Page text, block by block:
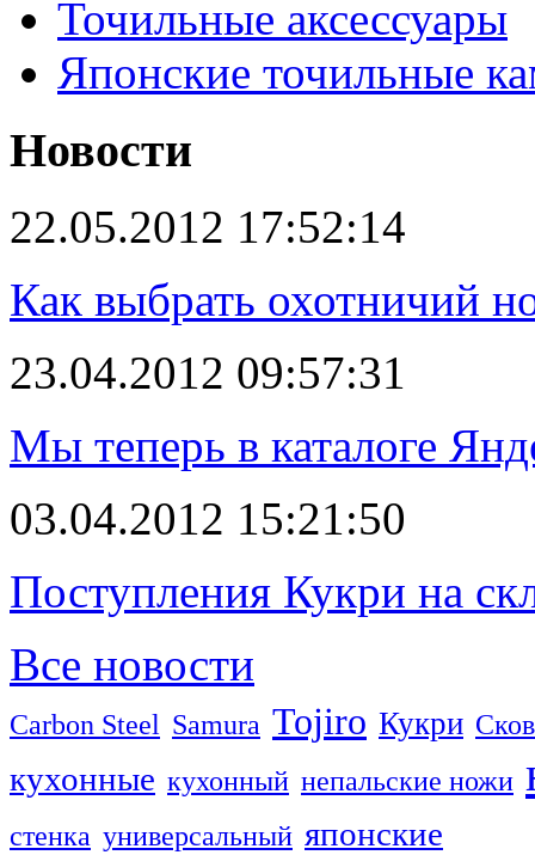
Точильные аксессуары
Японские точильные
Новости
22.05.2012 17:52:14
Как выбрать охотничий
23.04.2012 09:57:31
Мы теперь в каталоге
03.04.2012 15:21:50
Поступления Кукри на
Все новости
Carbon Steel Samura Tojiro Кукри
кухонные кухонный непальские ножи
стенка универсальный японские